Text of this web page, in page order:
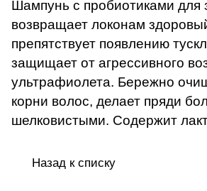
Шампунь с пробиотиками для
возвращает локонам
препятствует появлению
защищает от агрессивного
ультрафиолета. Бережно
корни волос, делает пряди
шелковистыми. Содержит
Назад к списку